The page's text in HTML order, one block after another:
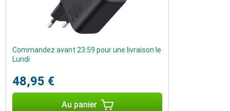
Commandez avant 23:59 pour une livraison le
Lundi
48,95 €
Au panier